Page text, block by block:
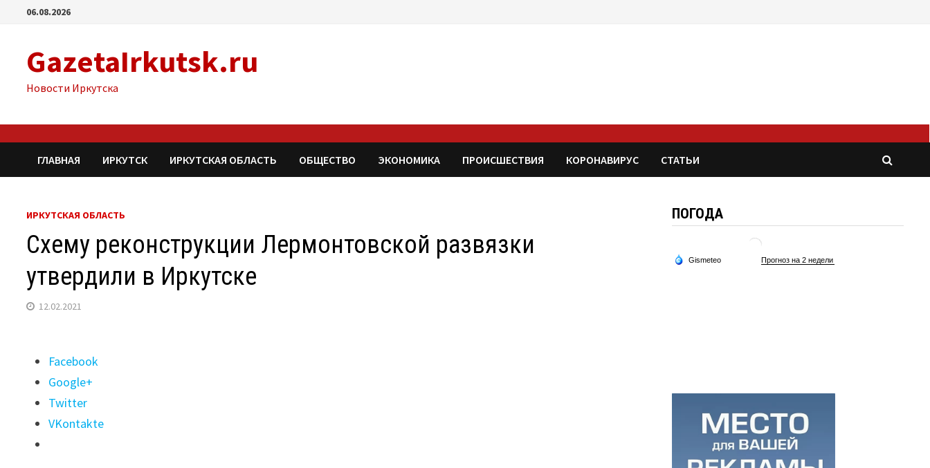
Перейти06.08.2026
GazetaIrkutsk.ru
Новости Иркутска
ГЛАВНАЯ ИРКУТСК ИРКУТСКАЯ ОБЛАСТЬ ОБЩЕСТВО ЭКОНОМИКА ПРОИСШЕСТВИЯ КОРОНАВИРУС СТАТЬИ
ИРКУТСКАЯ ОБЛАСТЬ
Схему реконструкции Лермонтовской развязки
утвердили в Иркутске
12.02.2021
Поделиться
"Схему
реконструкции
Лермонтовской
развязки
Facebook
Google+
Twitter
VKontakte
ПОГОДА